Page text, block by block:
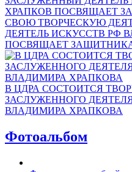
СВОЮ ТВОРЧЕСКУЮ
ДЕЯТЕЛЬ ИСКУССТВ РФ
ПОСВЯЩАЕТ
В ЦДРА СОСТОИТСЯ
ЗАСЛУЖЕННОГО
ВЛАДИМИРА ХРАПКОВА
Фотоальбом